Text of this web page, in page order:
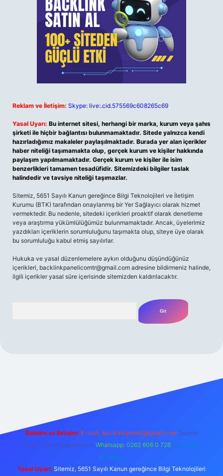
Reklam ve İletişim: Skype: live:.cid.575569c608265c69
Yasal Uyarı: Bu internet sitesi, herhangi bir marka, kurum veya şahıs
şirketi ile hiçbir bağlantısı bulunmamaktadır. Sitede yalnızca kendi
hazırladığımız makaleler paylaşılmaktadır. Burada yer alan içerikler
haber niteliği taşımamakta olup, gerçek kurum ve kişiler hakkında
paylaşım yapılmamaktadır. Gerçek kurum ve kişiler ile isim
benzerlikleri tamamen tesadüfidir. Sitemizdeki bilgiler taslak
halindedir ve tavsiye niteliği taşımazlar.
Sitemiz, 5651 Sayılı Kanun gereğince Bilgi Teknolojileri ve İletişim
Kurumu (BTK) tarafından onaylanmış bir Yer Sağlayıcı olarak hizmet
vermektedir. Bu nedenle, sitedeki içerikleri proaktif olarak denetleme
veya araştırma yükümlülüğümüz bulunmamaktadır. Ancak, üyelerimiz
yazdıkları içeriklerin sorumluluğunu taşımakta olup, siteye üye olarak
bu sorumluluğu kabul etmiş sayılırlar.
Hukuka ve yasal düzenlemelere aykırı olduğunu düşündüğünüz
içerikleri, backlinkpanelicomtr@gmail.com adresine bildirmeniz halinde,
ilgili içerikler yasal süre içerisinde sitemizden kaldırılacaktır.
Reklam ve İletişim: E-mail: backlinkpaneli@gmail.com Teams:
forumhizmeti@gmail.com Whatsapp: 0262 606 0 726 Telegram:
@karabul
Yasal Uyarı: Sitemiz, 5651 Sayılı Kanun gereğince Bilgi Teknolojileri